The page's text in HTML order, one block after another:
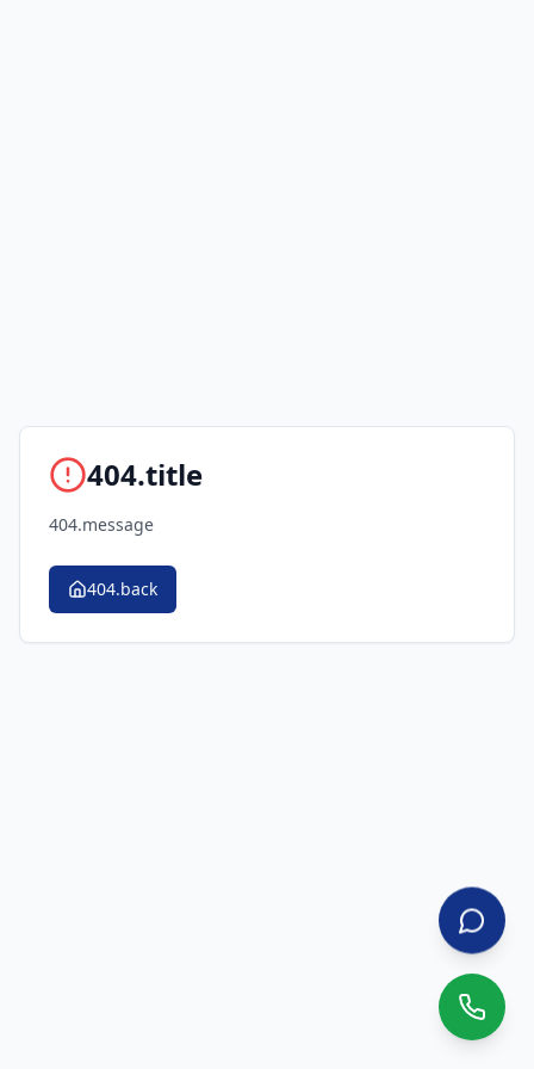
404.title
404.message
404.back